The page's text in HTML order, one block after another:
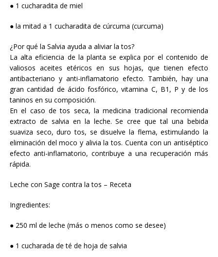
● 1 cucharadita de miel
● la mitad a 1 cucharadita de cúrcuma (curcuma)
¿Por qué la Salvia ayuda a aliviar la tos?
La alta eficiencia de la planta se explica por el contenido de
valiosos aceites etéricos en sus hojas, que tienen efecto
antibacteriano y anti-inflamatorio efecto. También, hay una
gran cantidad de ácido fosfórico, vitamina C, B1, P y de los
taninos en su composición.
En el caso de tos seca, la medicina tradicional recomienda
extracto de salvia en la leche. Se cree que tal una bebida
suaviza seco, duro tos, se disuelve la flema, estimulando la
eliminación del moco y alivia la tos. Cuenta con un antiséptico
efecto anti-inflamatorio, contribuye a una recuperación más
rápida.
Leche con Sage contra la tos – Receta
Ingredientes:
● 250 ml de leche (más o menos como se desee)
● 1 cucharada de té de hoja de salvia